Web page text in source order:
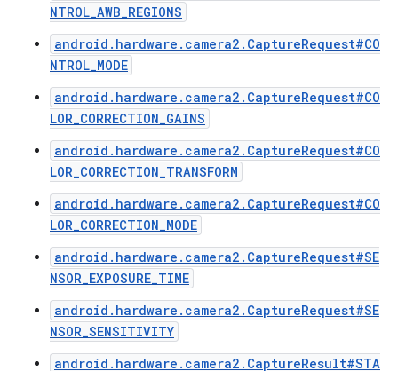
NTROL_AWB_REGIONS
android.hardware.camera2.CaptureRequest#CO
NTROL_MODE
android.hardware.camera2.CaptureRequest#CO
LOR_CORRECTION_GAINS
android.hardware.camera2.CaptureRequest#CO
LOR_CORRECTION_TRANSFORM
android.hardware.camera2.CaptureRequest#CO
LOR_CORRECTION_MODE
android.hardware.camera2.CaptureRequest#SE
NSOR_EXPOSURE_TIME
android.hardware.camera2.CaptureRequest#SE
NSOR_SENSITIVITY
android.hardware.camera2.CaptureResult#STA